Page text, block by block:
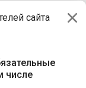
сайта
числе
Независимости